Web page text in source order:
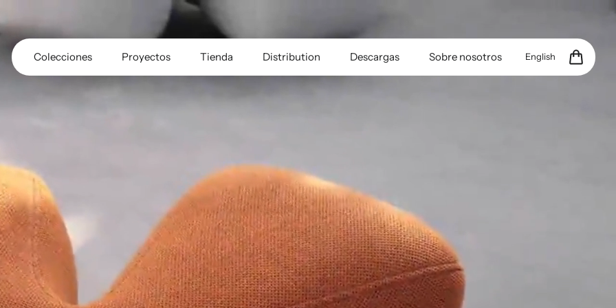
Colecciones Proyectos Tienda Distribution Descargas Sobre nosotros English